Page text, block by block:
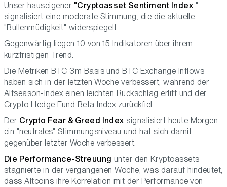
Unser hauseigener "Cryptoasset Sentiment Index "
signalisiert eine moderate Stimmung, die die aktuelle
"Bullenmüdigkeit" widerspiegelt.
Gegenwärtig liegen 10 von 15 Indikatoren über ihrem
kurzfristigen Trend.
Die Metriken BTC 3m Basis und BTC Exchange Inflows
haben sich in der letzten Woche verbessert, während der
Altseason-Index einen leichten Rückschlag erlitt und der
Crypto Hedge Fund Beta Index zurückfiel.
Der Crypto Fear & Greed Index signalisiert heute Morgen
ein "neutrales" Stimmungsniveau und hat sich damit
gegenüber letzter Woche verbessert.
Die Performance-Streuung unter den Kryptoassets
stagnierte in der vergangenen Woche, was darauf hindeutet,
dass Altcoins ihre Korrelation mit der Performance von